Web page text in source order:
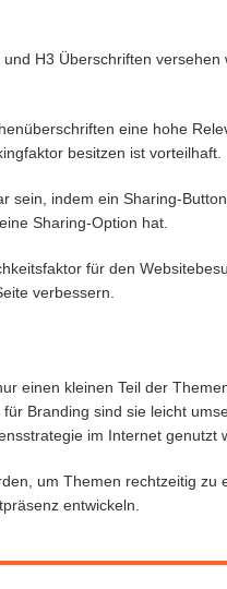
H3 Überschriften versehen
eine hohe
besitzen ist vorteilhaft.
sein, indem ein Sharing-
Sharing-Option hat.
für den
verbessern.
einen kleinen Teil der
Branding sind sie leicht
im Internet genutzt
um Themen rechtzeitig zu
entwickeln.